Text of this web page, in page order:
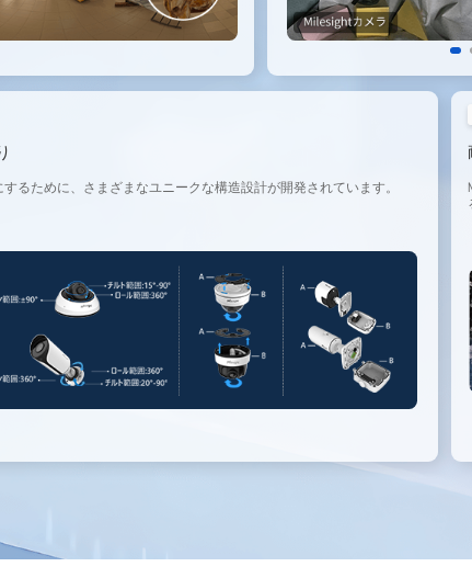
るために、さまざまなユニークな構造設計が開発されています。